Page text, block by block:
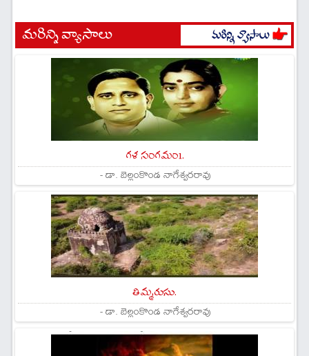
మరిన్ని వ్యాసాలు
గళ సంగమం1.
- డా. బెల్లంకొండ నాగేశ్వరరావు
తిమ్మరుసు.
- డా. బెల్లంకొండ నాగేశ్వరరావు